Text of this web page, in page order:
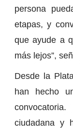
persona
etapas, y
que ayude a
más lejos”,
Desde la
han hecho
ciudadana y